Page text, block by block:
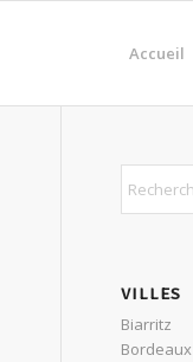
Accueil
VILLES
Biarritz
Bordeaux